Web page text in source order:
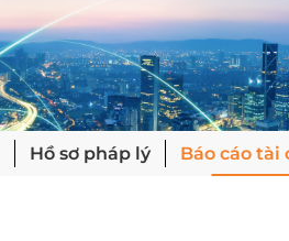
Hồ sơ pháp lý Báo cáo tài